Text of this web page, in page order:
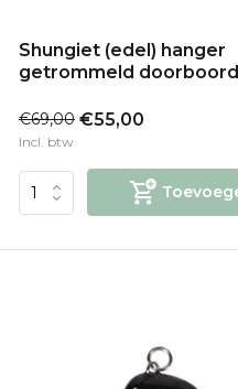
Shungiet (edel) hanger
getrommeld doorboord
€69,00 €55,00
Incl. btw